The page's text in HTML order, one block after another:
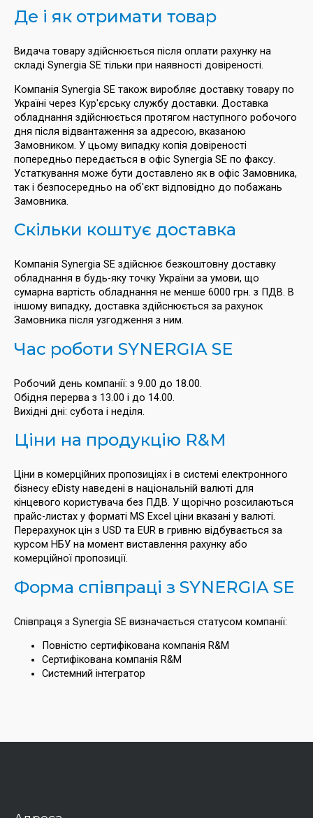
Де і як отримати товар
Видача товару здійснюється після оплати рахунку на
складі Synergia SE тільки при наявності довіреності.
Компанія Synergia SE також виробляє доставку товару по
Україні через Кур'єрську службу доставки. Доставка
обладнання здійснюється протягом наступного робочого
дня після відвантаження за адресою, вказаною
Замовником. У цьому випадку копія довіреності
попередньо передається в офіс Synergia SE по факсу.
Устаткування може бути доставлено як в офіс Замовника,
так і безпосередньо на об'єкт відповідно до побажань
Замовника.
Скільки коштує доставка
Компанія Synergia SE здійснює безкоштовну доставку
обладнання в будь-яку точку України за умови, що
сумарна вартість обладнання не менше 6000 грн. з ПДВ. В
іншому випадку, доставка здійснюється за рахунок
Замовника після узгодження з ним.
Час роботи SYNERGIA SE
Робочий день компанії: з 9.00 до 18.00.
Обідня перерва з 13.00 і до 14.00.
Вихідні дні: субота і неділя.
Ціни на продукцію R&M
Ціни в комерційних пропозиціях і в системі електронного
бізнесу eDisty наведені в національній валюті для
кінцевого користувача без ПДВ. У щорічно розсилаються
прайс-листах у форматі MS Excel ціни вказані у валюті.
Перерахунок цін з USD та EUR в гривню відбувається за
курсом НБУ на момент виставлення рахунку або
комерційної пропозиції.
Форма співпраці з SYNERGIA SE
Співпраця з Synergia SE визначається статусом компанії:
Повністю сертифікована компанія R&M
Сертифікована компанія R&M
Системний інтегратор